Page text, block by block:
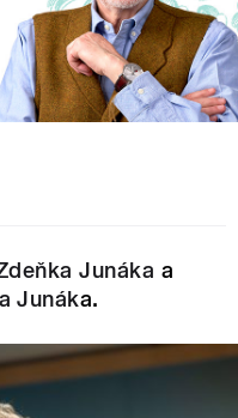
Junáka a
Junáka.